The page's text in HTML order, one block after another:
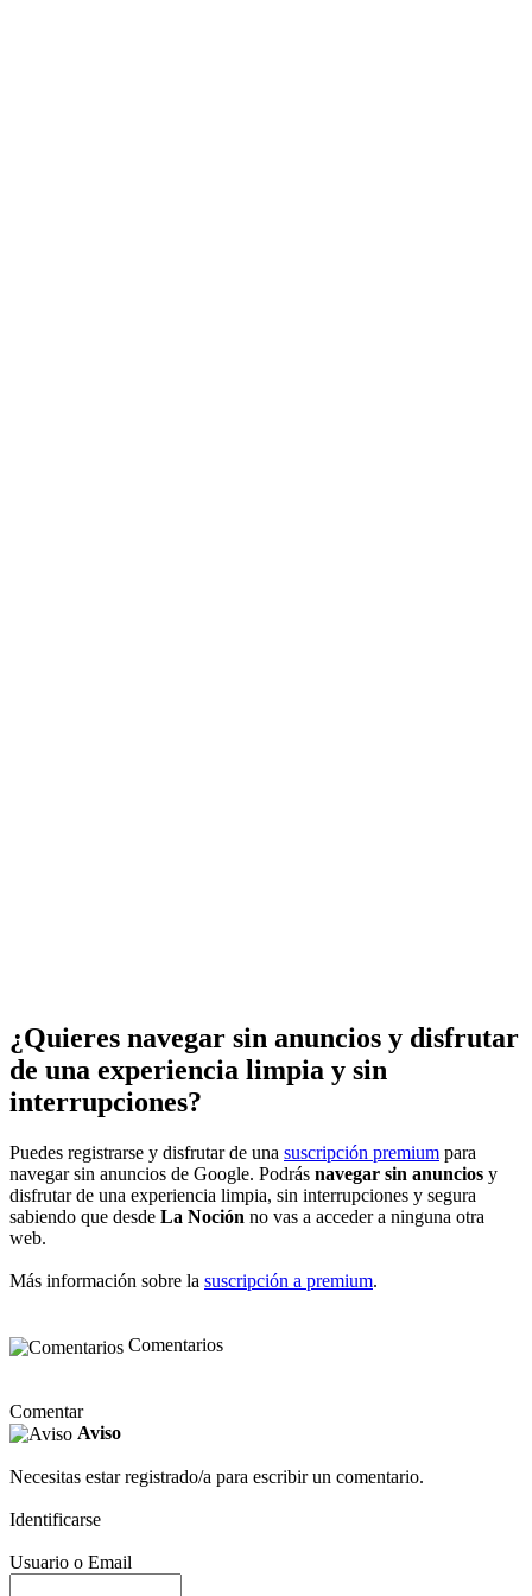
¿Quieres navegar sin anuncios y disfrutar
de una experiencia limpia y sin
interrupciones?
Puedes registrarse y disfrutar de una suscripción premium para
navegar sin anuncios de Google. Podrás navegar sin anuncios y
disfrutar de una experiencia limpia, sin interrupciones y segura
sabiendo que desde La Noción no vas a acceder a ninguna otra
web.
Más información sobre la suscripción a premium.
Comentarios
Comentar
Aviso
Necesitas estar registrado/a para escribir un comentario.
Identificarse
Usuario o Email